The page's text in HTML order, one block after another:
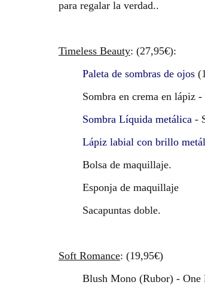
para regalar la verdad..
Timeless Beauty: (27,95€):
Paleta de sombras de ojos
Sombra en crema en lápiz
Sombra Líquida metálica -
Lápiz labial con brillo
Bolsa de maquillaje.
Esponja de maquillaje
Sacapuntas doble.
Soft Romance: (19,95€)
Blush Mono (Rubor) - One